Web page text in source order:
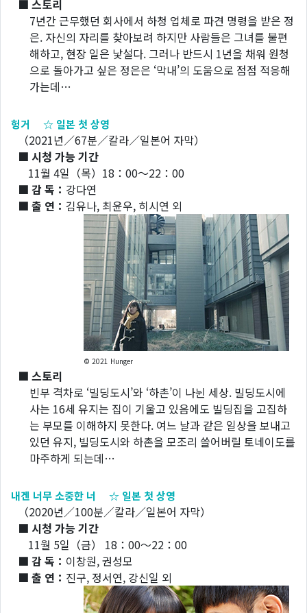
■ 스토리
7년간 근무했던 회사에서 하청 업체로 파견 명령을 받은 정
은. 자신의 자리를 찾아보려 하지만 사람들은 그녀를 불편
해하고, 현장 일은 낯설다. 그러나 반드시 1년을 채워 원청
으로 돌아가고 싶은 정은은 ‘막내’의 도움으로 점점 적응해
가는데…
헝거 ☆ 일본 첫 상영
（2021년／67분／칼라／일본어 자막）
■ 시청 가능 기간
11월 4일（목）18：00～22：00
■ 감 독： 강다연
■ 출 연： 김유나, 최윤우, 히시연 외
© 2021 Hunger
■ 스토리
빈부 격차로 ‘빌딩도시’와 ‘하촌’이 나뉜 세상. 빌딩도시에
사는 16세 유지는 집이 기울고 있음에도 빌딩집을 고집하
는 부모를 이해하지 못한다. 여느 날과 같은 일상을 보내고
있던 유지, 빌딩도시와 하촌을 모조리 쓸어버릴 토네이도를
마주하게 되는데…
내겐 너무 소중한 너 ☆ 일본 첫 상영
（2020년／100분／칼라／일본어 자막）
■ 시청 가능 기간
11월 5일（금） 18：00～22：00
■ 감 독： 이창원, 권성모
■ 출 연： 진구, 정서연, 강신일 외